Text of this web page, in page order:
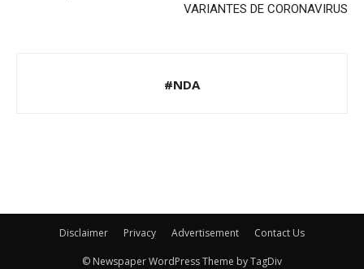
VARIANTES DE CORONAVIRUS
#NDA
Disclaimer Privacy Advertisement Contact Us
© Newspaper WordPress Theme by TagDiv